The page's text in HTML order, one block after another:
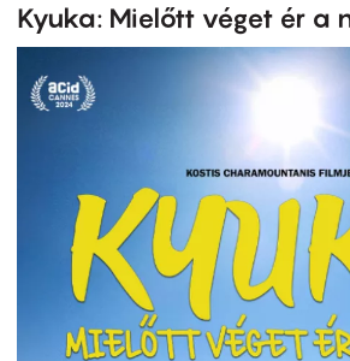
Kyuka: Mielőtt véget ér a